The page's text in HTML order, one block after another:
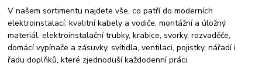
V našem sortimentu najdete vše, co patří do moderních
elektroinstalací: kvalitní kabely a vodiče, montážní a úložný
materiál, elektroinstalační trubky, krabice, svorky, rozvaděče,
domácí vypínače a zásuvky, svítidla, ventilaci, pojistky, nářadí i
řadu doplňků, které zjednoduší každodenní práci.